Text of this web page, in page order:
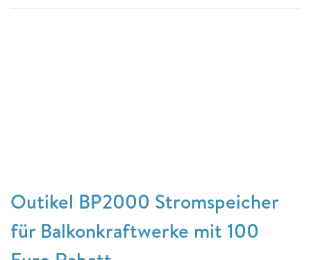
Outikel BP2000 Stromspeicher
für Balkonkraftwerke mit 100